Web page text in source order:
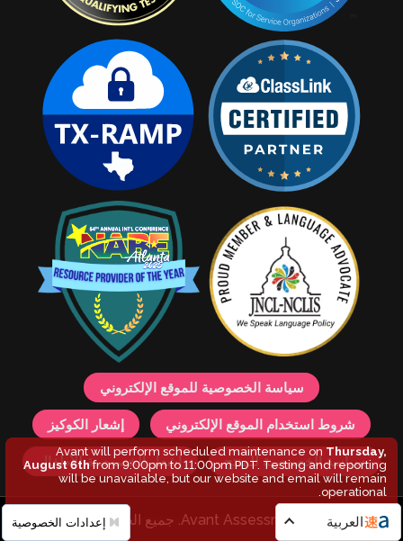
العربية
سياسة الخصوصية للموقع الإلكتروني
شروط استخدام الموقع الإلكتروني إشعار الكوكيز
سياسة الخصوصية للمنتج إشعار الخصوصية للأطفال
© 2026 Avant Assessment. جميع الحقوق محفوظة.
Avant will perform scheduled maintenance on Thursday,
August 6thfrom 9:00pm to 11:00pm PDT. Testing and reporting
will be unavailable, but our website and email will remain
operational.